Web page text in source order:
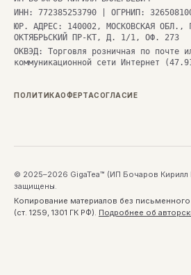
ИНН: 772385253790 | ОГРНИП:
ЮР. АДРЕС: 140002, МОСКОВСКАЯ ОБЛ.,
ОКТЯБРЬСКИЙ ПР-КТ, Д. 1/1, ОФ. 273
ОКВЭД: Торговля розничная по почте
коммуникационной сети Интернет
ПОЛИТИКАОФЕРТАСОГЛАСИЕ
© 2025–2026 GigaTea™ (ИП Бочаров Кирилл
защищены.
Копирование материалов без
(ст. 1259, 1301 ГК РФ). Подробнее об